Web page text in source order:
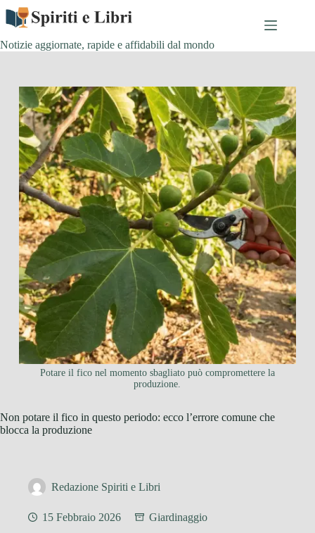
Salta
contenuto
Notizie aggiornate, rapide e affidabili dal mondo
Potare il fico nel momento sbagliato può compromettere la
produzione.
Non potare il fico in questo periodo: ecco l’errore comune che
blocca la produzione
Redazione Spiriti e Libri
15 Febbraio 2026 Giardinaggio